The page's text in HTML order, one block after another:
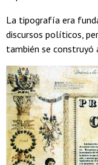
La tipografía era
discursos políticos,
también se construyó